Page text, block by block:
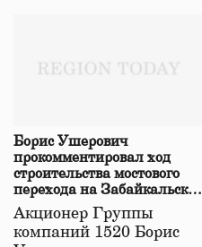
Борис Ушерович
прокомментировал ход
строительства мостового
перехода на Забайкальской
железной дороге
Акционер Группы
компаний 1520 Борис